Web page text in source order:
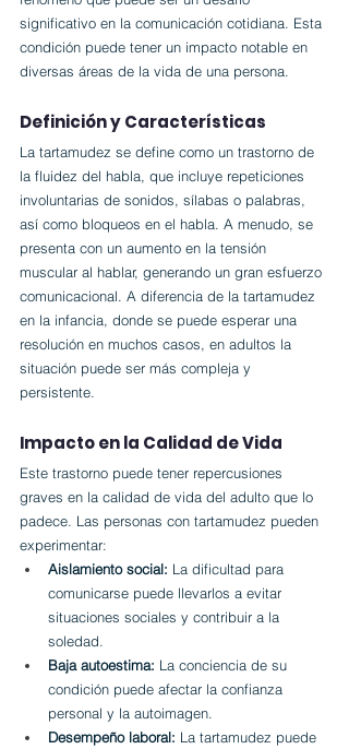
significativo en la comunicación cotidiana. Esta
condición puede tener un impacto notable en
diversas áreas de la vida de una persona.
Definición y Características
La tartamudez se define como un trastorno de
la fluidez del habla, que incluye repeticiones
involuntarias de sonidos, sílabas o palabras,
así como bloqueos en el habla. A menudo, se
presenta con un aumento en la tensión
muscular al hablar, generando un gran esfuerzo
comunicacional. A diferencia de la tartamudez
en la infancia, donde se puede esperar una
resolución en muchos casos, en adultos la
situación puede ser más compleja y
persistente.
Impacto en la Calidad de Vida
Este trastorno puede tener repercusiones
graves en la calidad de vida del adulto que lo
padece. Las personas con tartamudez pueden
experimentar:
Aislamiento social: La dificultad para
comunicarse puede llevarlos a evitar
situaciones sociales y contribuir a la
soledad.
Baja autoestima: La conciencia de su
condición puede afectar la confianza
personal y la autoimagen.
Desempeño laboral: La tartamudez puede